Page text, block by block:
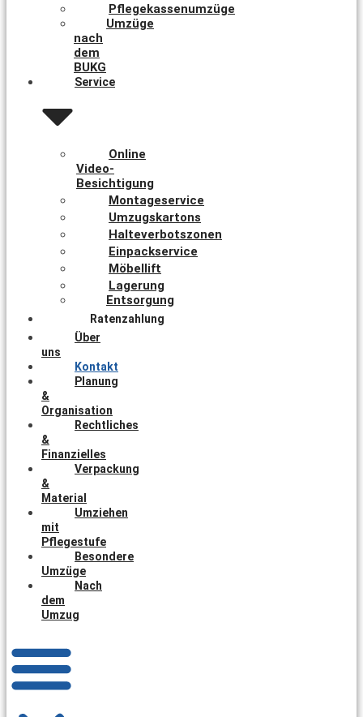
Pflegekassenumzüge
Umzüge
nach
dem
BUKG
Service
Online
Video-
Besichtigung
Montageservice
Umzugskartons
Halteverbotszonen
Einpackservice
Möbellift
Lagerung
Entsorgung
Ratenzahlung
Über
uns
Kontakt
Planung
&
Organisation
Rechtliches
&
Finanzielles
Verpackung
&
Material
Umziehen
mit
Pflegestufe
Besondere
Umzüge
Nach
dem
Umzug